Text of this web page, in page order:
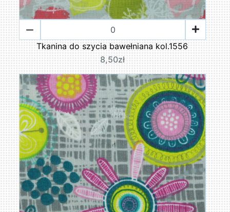
Tkanina do szycia bawełniana kol.1556
8,50zł